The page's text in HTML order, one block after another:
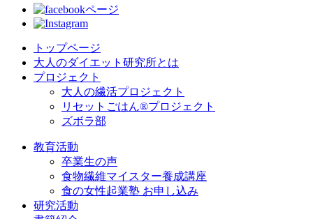
トップページ
大人のダイエット研究所とは
プロジェクト
大人の繊活プロジェクト
リセットごはん®プロジェクト
ズボラ部
教育活動
卒業生の声
食物繊維マイスター養成講座
食の女性起業塾 お申し込み
研究活動